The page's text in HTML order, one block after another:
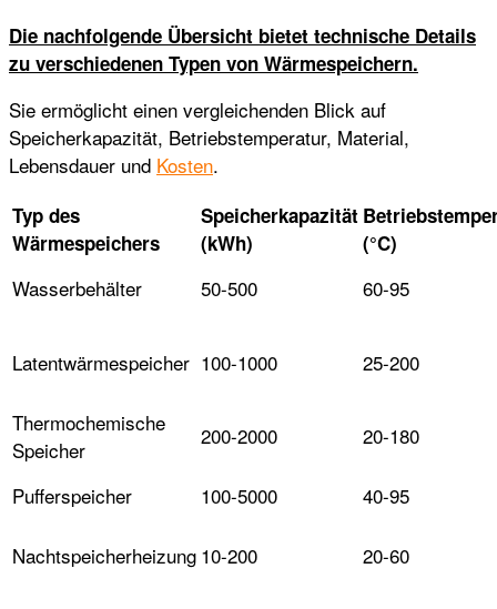
Die nachfolgende Übersicht bietet technische Details
zu verschiedenen Typen von Wärmespeichern.
Sie ermöglicht einen vergleichenden Blick auf
Speicherkapazität, Betriebstemperatur, Material,
Lebensdauer und Kosten.
Typ des
Wärmespeichers
Speicherkapazität
(kWh)
(°C)
Wasserbehälter 50-500 60-95
Latentwärmespeicher 100-1000 25-200
Thermochemische
Speicher
200-2000 20-180
Pufferspeicher 100-5000 40-95
Nachtspeicherheizung 10-200 20-60